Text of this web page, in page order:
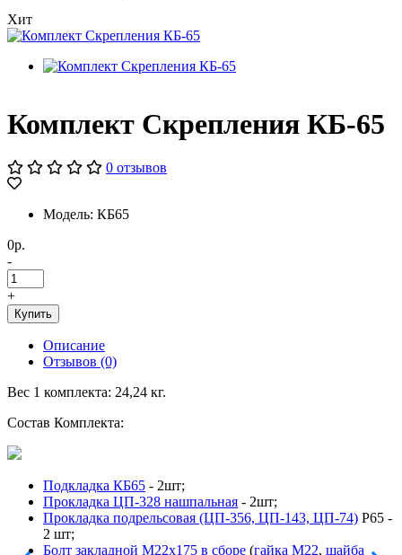
Хит
Комплект Скрепления КБ-65
0 отзывов
Модель: КБ65
0р.
-
+
Купить
Описание
Отзывов (0)
Вес 1 комплекта: 24,24 кг.
Состав Комплекта:
Подкладка КБ65 - 2шт;
Прокладка ЦП-328 нашпальная - 2шт;
Прокладка подрельсовая (ЦП-356, ЦП-143, ЦП-74) Р65 -
2 шт;
Болт закладной М22х175 в сборе (гайка М22, шайба